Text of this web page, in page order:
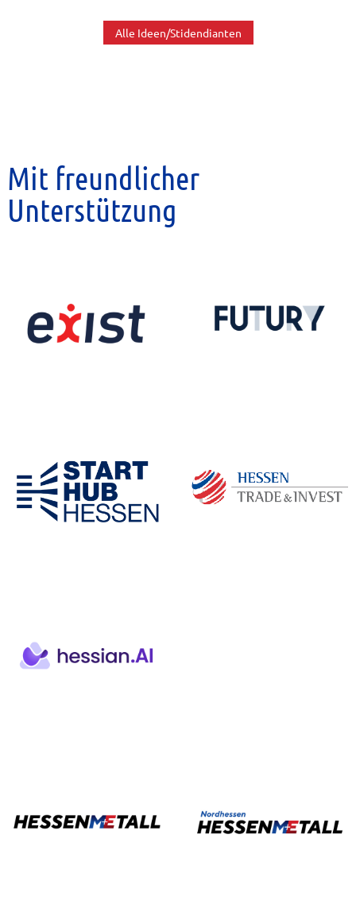
Alle Ideen/Stidendianten
Mit freundlicher
Unterstützung